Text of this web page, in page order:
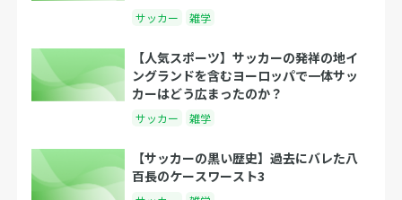
サッカー 雑学
【人気スポーツ】サッカーの発祥の地イ
ングランドを含むヨーロッパで一体サッ
カーはどう広まったのか？
サッカー 雑学
【サッカーの黒い歴史】過去にバレた八
百長のケースワースト3